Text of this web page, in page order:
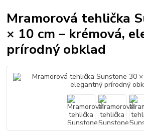
Mramorová tehlička
× 10 cm – krémová,
prírodný obklad